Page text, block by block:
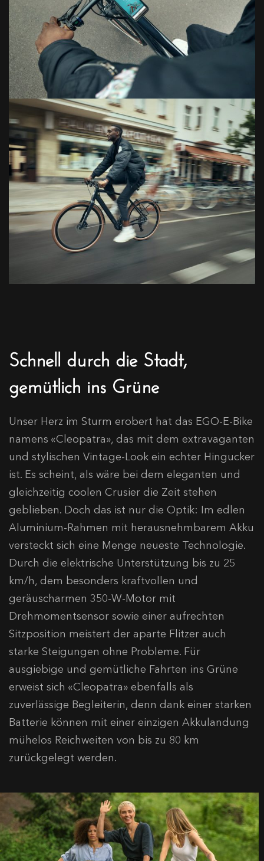
Schnell durch die Stadt,
gemütlich ins Grüne
Unser Herz im Sturm erobert hat das EGO-E-Bike
namens «Cleopatra», das mit dem extravaganten
und stylischen Vintage-Look ein echter Hingucker
ist. Es scheint, als wäre bei dem eleganten und
gleichzeitig coolen Crusier die Zeit stehen
geblieben. Doch das ist nur die Optik: Im edlen
Aluminium-Rahmen mit herausnehmbarem Akku
versteckt sich eine Menge neueste Technologie.
Durch die elektrische Unterstützung bis zu 25
km/h, dem besonders kraftvollen und
geräuscharmen 350-W-Motor mit
Drehmomentsensor sowie einer aufrechten
Sitzposition meistert der aparte Flitzer auch
starke Steigungen ohne Probleme. Für
ausgiebige und gemütliche Fahrten ins Grüne
erweist sich «Cleopatra» ebenfalls als
zuverlässige Begleiterin, denn dank einer starken
Batterie können mit einer einzigen Akkulandung
mühelos Reichweiten von bis zu 80 km
zurückgelegt werden.